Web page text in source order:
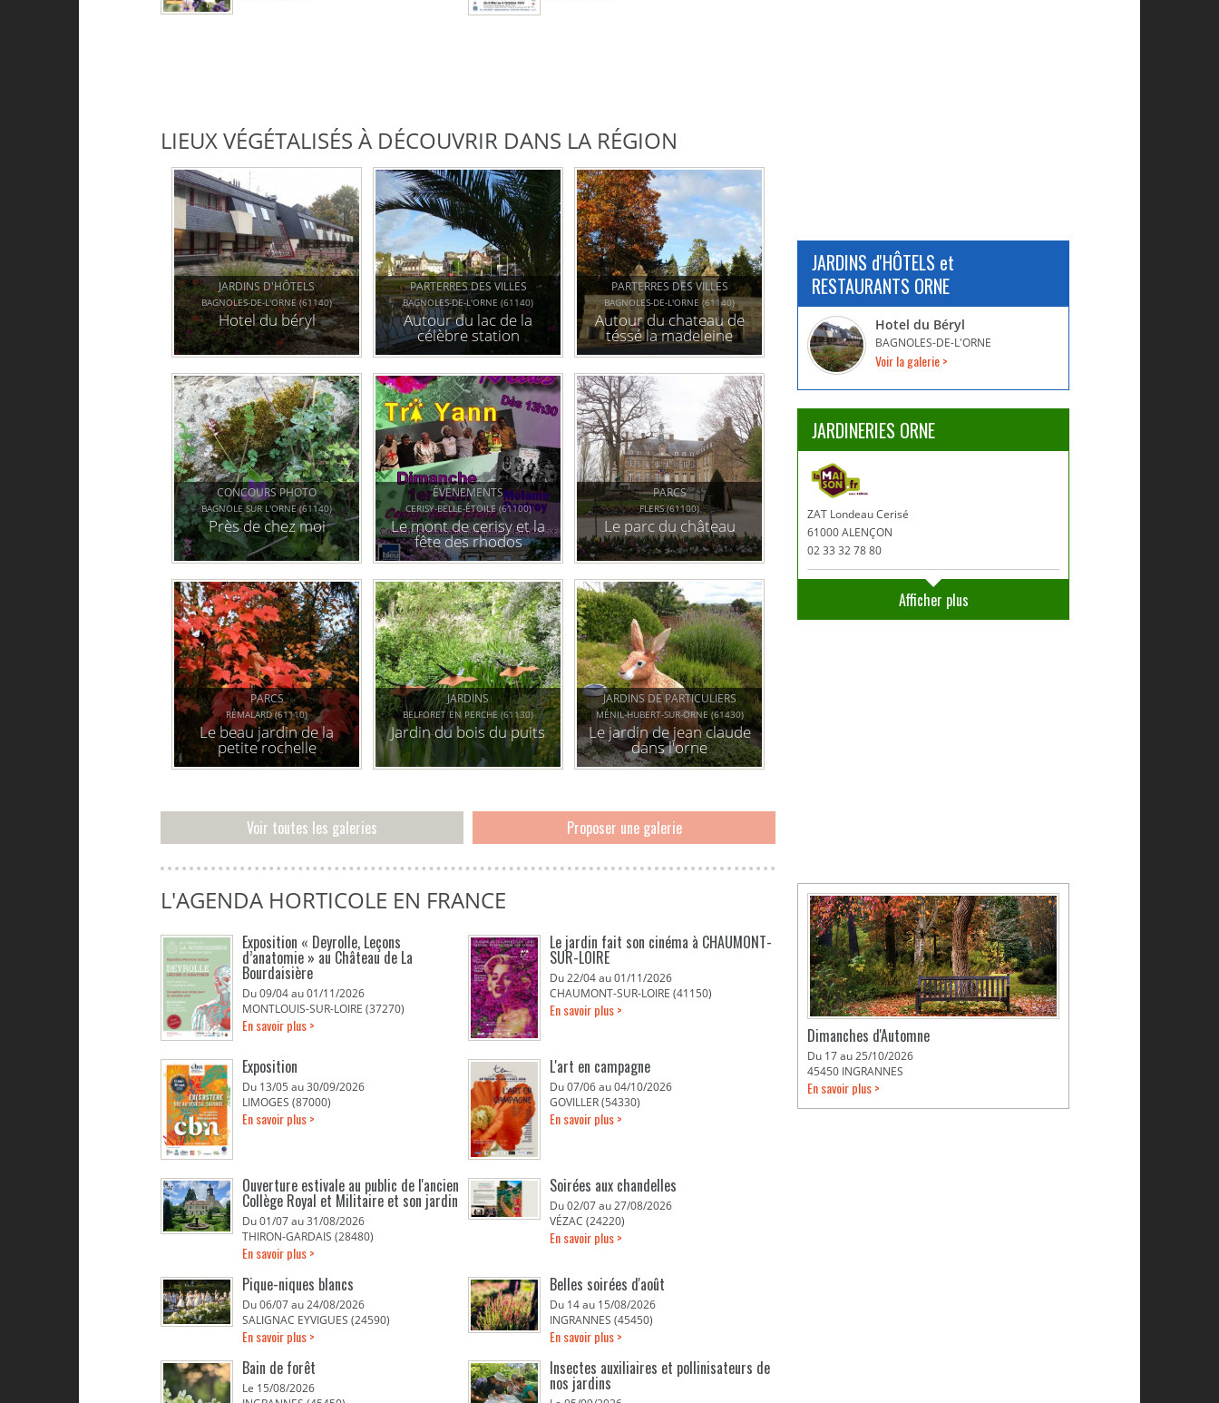
LIEUX VÉGÉTALISÉS À DÉCOUVRIR DANS LA RÉGION
JARDINS D'HÔTELS
BAGNOLES-DE-L'ORNE (61140)
Hotel du béryl
PARTERRES DES VILLES
BAGNOLES-DE-L'ORNE (61140)
Autour du lac de la
célèbre station
thermale de basse
PARTERRES DES VILLES
BAGNOLES-DE-L'ORNE (61140)
Autour du chateau de
téssé la madeleine
CONCOURS PHOTO
BAGNOLE SUR L'ORNE (61140)
Près de chez moi
ÉVÉNEMENTS
CERISY-BELLE-ÉTOILE (61100)
Le mont de cerisy et la
fête des rhodos
PARCS
FLERS (61100)
Le parc du château
PARCS
RÉMALARD (61110)
Le beau jardin de la
petite rochelle
JARDINS
BELFORET EN PERCHE (61130)
Jardin du bois du puits
JARDINS DE PARTICULIERS
MÉNIL-HUBERT-SUR-ORNE (61430)
Le jardin de jean claude
dans l'orne
Voir toutes les galeries Proposer une galerie
L'AGENDA HORTICOLE EN FRANCE
Exposition « Deyrolle, Leçons
d’anatomie » au Château de La
Bourdaisière
Du 09/04 au 01/11/2026
MONTLOUIS-SUR-LOIRE (37270)
En savoir plus >
Le jardin fait son cinéma à CHAUMONT-
SUR-LOIRE
Du 22/04 au 01/11/2026
CHAUMONT-SUR-LOIRE (41150)
En savoir plus >
Exposition
Du 13/05 au 30/09/2026
LIMOGES (87000)
En savoir plus >
L'art en campagne
Du 07/06 au 04/10/2026
GOVILLER (54330)
En savoir plus >
Ouverture estivale au public de l'ancien
Collège Royal et Militaire et son jardin
Du 01/07 au 31/08/2026
THIRON-GARDAIS (28480)
En savoir plus >
Soirées aux chandelles
Du 02/07 au 27/08/2026
VÉZAC (24220)
En savoir plus >
Pique-niques blancs
Du 06/07 au 24/08/2026
SALIGNAC EYVIGUES (24590)
En savoir plus >
Belles soirées d'août
Du 14 au 15/08/2026
INGRANNES (45450)
En savoir plus >
Bain de forêt
Le 15/08/2026
Insectes auxiliaires et pollinisateurs de
nos jardins
JARDINS d'HÔTELS et
RESTAURANTS ORNE
Hotel du Béryl
BAGNOLES-DE-L'ORNE
Voir la galerie >
JARDINERIES ORNE
ZAT Londeau Cerisé
61000 ALENÇON
02 33 32 78 80
Afficher plus
Dimanches d'Automne
Du 17 au 25/10/2026
45450 INGRANNES
En savoir plus >